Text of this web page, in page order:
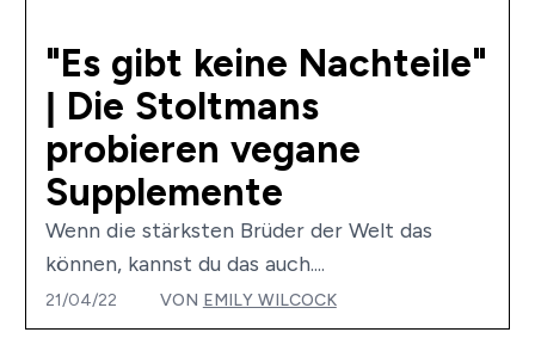
"Es gibt keine Nachteile"
| Die Stoltmans
probieren vegane
Supplemente
Wenn die stärksten Brüder der Welt das
können, kannst du das auch....
21/04/22 VON EMILY WILCOCK